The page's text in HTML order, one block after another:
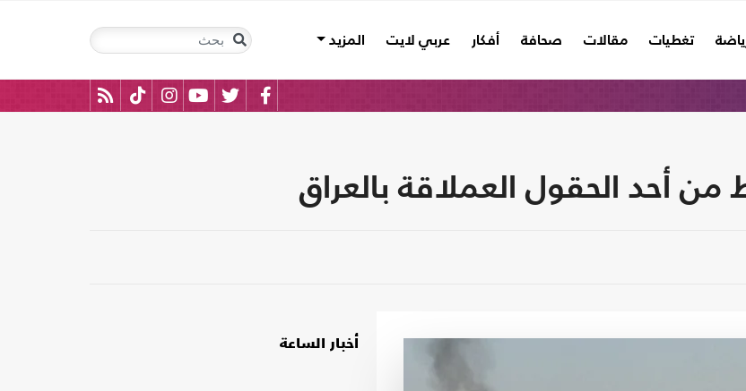
تغطيات مقالات صحافة أفكار عربي لايت المزيد
من أحد الحقول العملاقة بالعراق
أخبار الساعة